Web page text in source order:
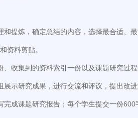
和提炼，确定总结的内容，选择最合适
资料剪贴。
收集到的资料索引一份以及课题研究过程
示研究成果，进行交流和评议，提出改进
成课题研究报告；每个学生提交一份